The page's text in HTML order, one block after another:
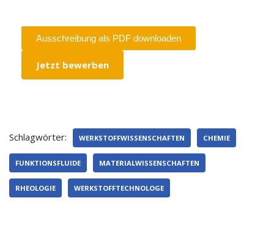
Ausschreibung als PDF downloaden
Jetzt bewerben
Schlagwörter: WERKSTOFFWISSENSCHAFTEN CHEMIE
FUNKTIONSFLUIDE MATERIALWISSENSCHAFTEN
RHEOLOGIE WERKSTOFFTECHNOLOGE